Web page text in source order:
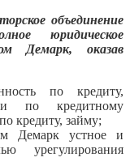
объединение
юридическое
Демарк, оказав
по кредиту,
по кредитному
кредиту, займу;
Демарк устное и
урегулирования